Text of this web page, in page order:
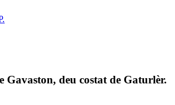
Gavaston, deu costat de Gaturlèr.